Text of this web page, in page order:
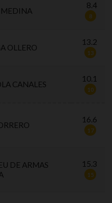
MEDINA
8.4
8
OLLERO
13.2
13
CANALES
10.1
10
16.6
17
DE ARMAS
15.3
15